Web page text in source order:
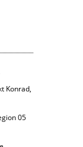
Konrad,
05